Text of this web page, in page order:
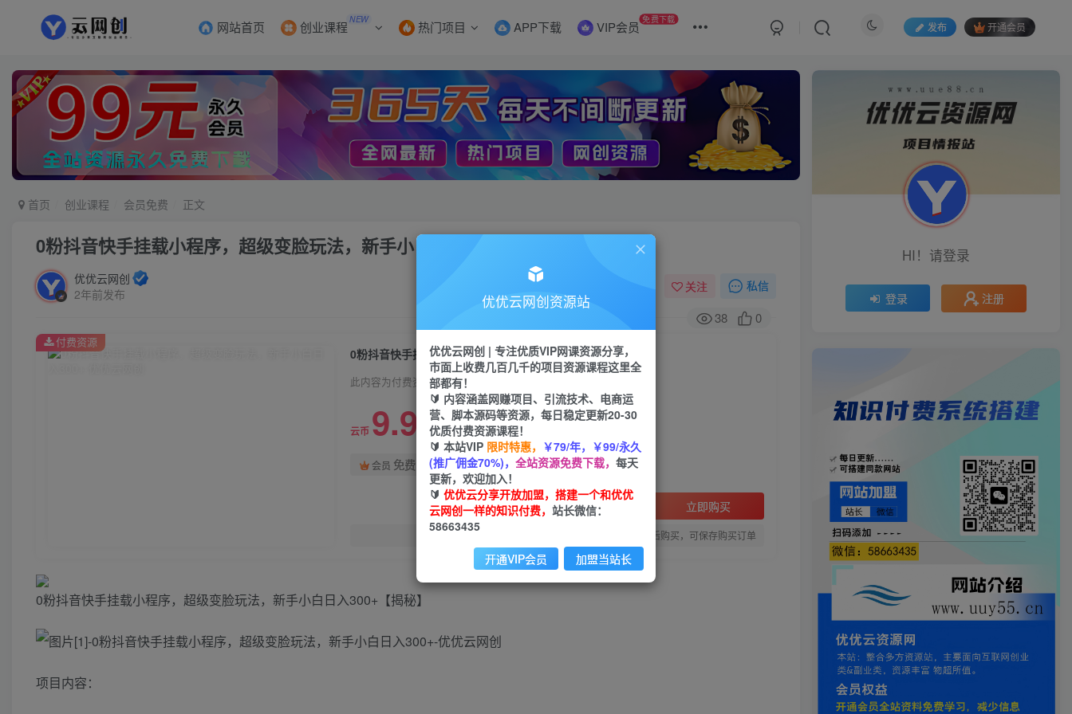
网站首页 创业课程 NEW 热门项目 APP下载 VIP会员 免费下载
发布 开通会员
首页 创业课程 会员免费 正文
0粉抖音快手挂载小程序，超级变脸玩法，新手小白日入300+
优优云网创
2年前发布
关注 私信
38 0
0粉抖音快手挂载小程序，超级变脸玩法，新手小白日入300+
此内容为付费资源，请付费后查看
云币 9.9 限时特惠
云币99
会员 免费
立即购买
您当前未登录！建议登陆后购买，可保存购买订单
付费资源
0粉抖音快手挂载小程序，超级变脸玩法，新手小白日入300+【揭秘】
项目内容：
HI！请登录
登录 注册
优优云网创资源站
优优云网创 | 专注优质VIP网课资源分享，
市面上收费几百几千的项目资源课程这里全
部都有！
🔰 内容涵盖网赚项目、引流技术、电商运
营、脚本源码等资源，每日稳定更新20-30
优质付费资源课程！
🔰 本站VIP 限时特惠， ￥79/年，￥99/永久
(推广佣金70%)， 全站资源免费下载， 每天
更新，欢迎加入！
🔰 优优云分享开放加盟，搭建一个和优优
云网创一样的知识付费， 站长微信：
58663435
开通VIP会员 加盟当站长